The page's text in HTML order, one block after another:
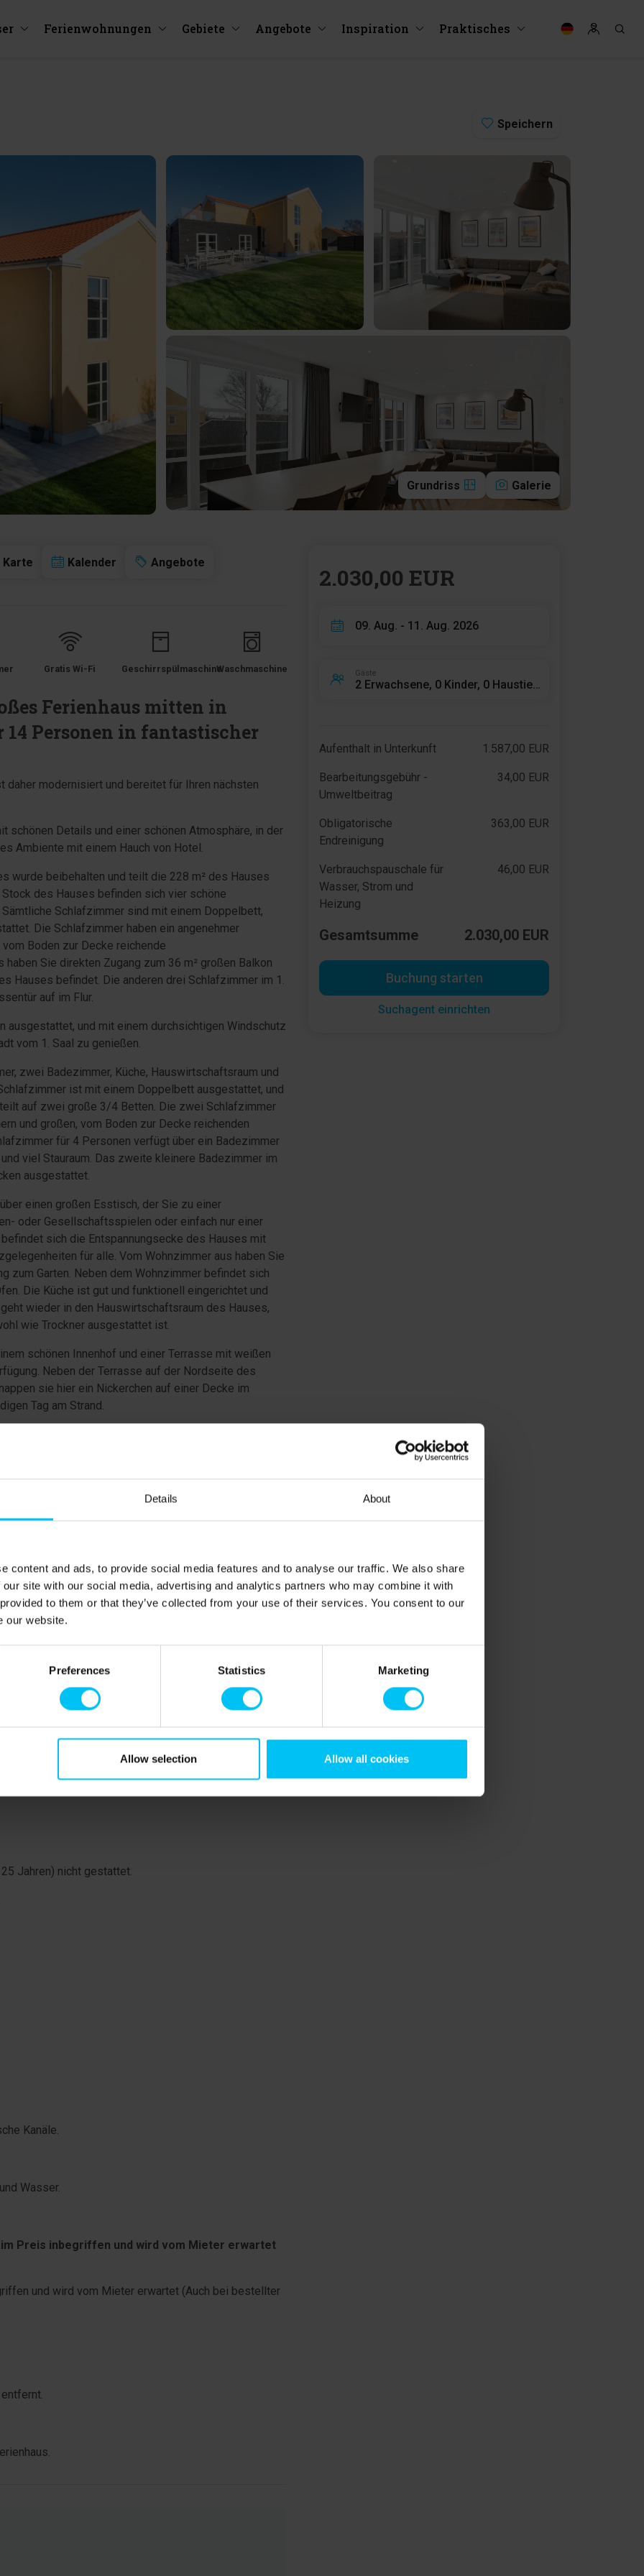
Details About
content and ads, to provide social media features and to analyse our traffic. We also share
site with our social media, advertising and analytics partners who may combine it with
to them or that they’ve collected from your use of their services. You consent to our
our website.
Preferences Statistics Marketing
Allow selection Allow all cookies
Ferienwohnungen Gebiete Angebote Inspiration Praktisches
Speichern
Grundriss Galerie
Karte Kalender Angebote
Gratis Wi-Fi GeschirrspülmaschineWaschmaschine
Ferienhaus mitten in
Personen in fantastischer
modernisiert und bereitet für Ihren nächsten
schönen Details und einer schönen Atmosphäre, in der
Ambiente mit einem Hauch von Hotel.
wurde beibehalten und teilt die 228 m² des Hauses
des Hauses befinden sich vier schöne
Schlafzimmer sind mit einem Doppelbett,
Die Schlafzimmer haben ein angenehmer
Boden zur Decke reichende
Sie direkten Zugang zum 36 m² großen Balkon
Hauses befindet. Die anderen drei Schlafzimmer im 1.
auf im Flur.
ausgestattet, und mit einem durchsichtigen Windschutz
vom 1. Saal zu genießen.
zwei Badezimmer, Küche, Hauswirtschaftsraum und
ist mit einem Doppelbett ausgestattet, und
auf zwei große 3/4 Betten. Die zwei Schlafzimmer
und großen, vom Boden zur Decke reichenden
für 4 Personen verfügt über ein Badezimmer
viel Stauraum. Das zweite kleinere Badezimmer im
ausgestattet.
einen großen Esstisch, der Sie zu einer
oder Gesellschaftsspielen oder einfach nur einer
sich die Entspannungsecke des Hauses mit
für alle. Vom Wohnzimmer aus haben Sie
zum Garten. Neben dem Wohnzimmer befindet sich
Die Küche ist gut und funktionell eingerichtet und
wieder in den Hauswirtschaftsraum des Hauses,
wie Trockner ausgestattet ist.
schönen Innenhof und einer Terrasse mit weißen
Neben der Terrasse auf der Nordseite des
sie hier ein Nickerchen auf einer Decke im
Tag am Strand.
reichlich an Sehenswürdigkeiten. Nur 10 Minuten
und Anchers Hus, außerdem finden sie viele
in der nähe von der Wohnung.
Tilsandede Kirke (Die versandete Kirche) findet
Skagen Lystbådehavn (Skagens Marina), bei
Skagen Fiskerestaurant (Skagen Fischrestaurant)
kleinere Essbuden (die kleineren sind nur in den
Mittag – und ein lokal gebrautes Bier gehört natürlich
das ganze Jahr über live Musik
Grenen (Die Spitze von Dänemark), wo die Nord und
in Verbindung mit ihren Urlaub in Skagen. Mit dem
erreichen, zu Fuß dauert dies ungefähr eine
Grå Fyr, Center for Trækfugle (Der Graue Leuchtturm,
Aussicht über das schöne gebiet hat.
Jahren) nicht gestattet.
Kanäle.
Wasser.
im Preis inbegriffen und wird vom Mieter erwartet
und wird vom Mieter erwartet (Auch bei bestellter
2.030,00 EUR
09. Aug. - 11. Aug. 2026
Gäste
Aufenthalt in Unterkunft 1.587,00 EUR
Bearbeitungsgebühr -
Umweltbeitrag
34,00 EUR
Obligatorische
Endreinigung
363,00 EUR
Verbrauchspauschale für
Wasser, Strom und
Heizung
46,00 EUR
Gesamtsumme 2.030,00 EUR
Buchung starten
Suchagent einrichten